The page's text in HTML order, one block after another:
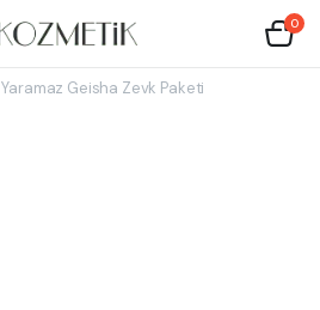
0
Yaramaz Geisha Zevk Paketi